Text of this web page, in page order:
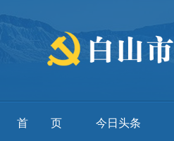
首页 今日头条